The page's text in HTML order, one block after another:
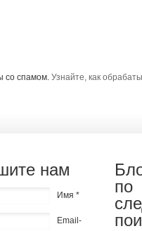
со спамом. Узнайте, как
нам
Имя *
Email-
по